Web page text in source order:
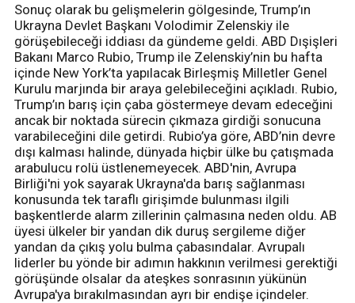
Sonuç olarak bu gelişmelerin gölgesinde, Trump’ın
Ukrayna Devlet Başkanı Volodimir Zelenskiy ile
görüşebileceği iddiası da gündeme geldi. ABD Dışişleri
Bakanı Marco Rubio, Trump ile Zelenskiy’nin bu hafta
içinde New York’ta yapılacak Birleşmiş Milletler Genel
Kurulu marjında bir araya gelebileceğini açıkladı. Rubio,
Trump’ın barış için çaba göstermeye devam edeceğini
ancak bir noktada sürecin çıkmaza girdiği sonucuna
varabileceğini dile getirdi. Rubio’ya göre, ABD’nin devre
dışı kalması halinde, dünyada hiçbir ülke bu çatışmada
arabulucu rolü üstlenemeyecek. ABD'nin, Avrupa
Birliği'ni yok sayarak Ukrayna'da barış sağlanması
konusunda tek taraflı girişimde bulunması ilgili
başkentlerde alarm zillerinin çalmasına neden oldu. AB
üyesi ülkeler bir yandan dik duruş sergileme diğer
yandan da çıkış yolu bulma çabasındalar. Avrupalı
liderler bu yönde bir adımın hakkının verilmesi gerektiği
görüşünde olsalar da ateşkes sonrasının yükünün
Avrupa'ya bırakılmasından ayrı bir endişe içindeler.